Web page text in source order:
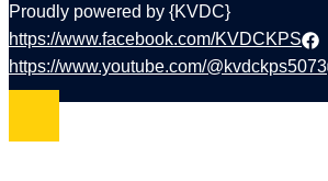
Proudly powered by {KVDC}
https://www.facebook.com/KVDCKPS
https://www.youtube.com/@kvdckps5073